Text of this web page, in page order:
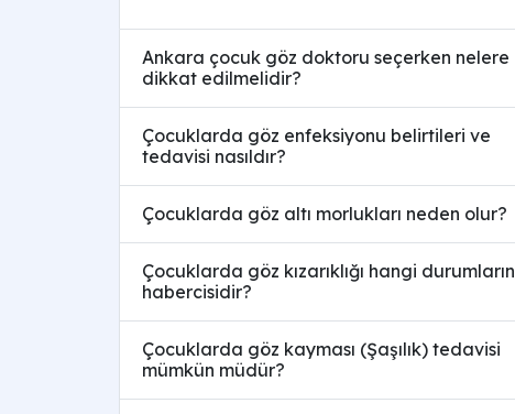
Ankara çocuk göz doktoru seçerken nelere
dikkat edilmelidir?
Çocuklarda göz enfeksiyonu belirtileri ve
tedavisi nasıldır?
Çocuklarda göz altı morlukları neden olur?
Çocuklarda göz kızarıklığı hangi durumların
habercisidir?
Çocuklarda göz kayması (Şaşılık) tedavisi
mümkün müdür?